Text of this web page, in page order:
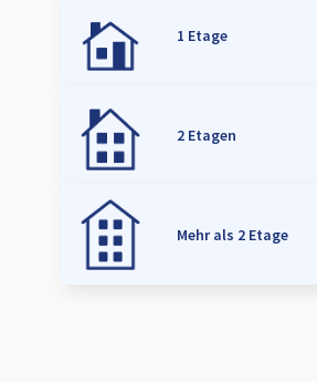
1 Etage
2 Etagen
Mehr als 2 Etage